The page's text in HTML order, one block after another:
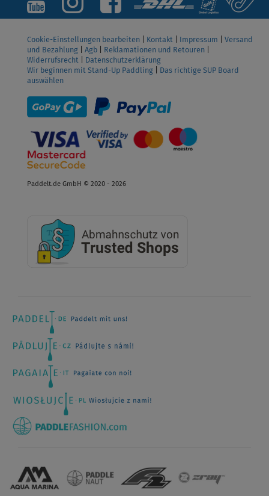
Cookie-Einstellungen bearbeiten Kontakt Impressum
Versand
und Bezahlung
Agb Reklamationen und Retouren
Widerrufsrecht
Datenschutzerklärung
Wir beginnen mit Stand-Up Paddling
Das richtige SUP Board
auswählen
Paddelt.de GmbH © 2020 - 2026